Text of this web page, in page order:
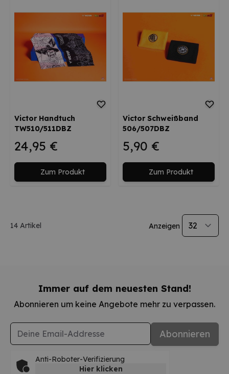
Victor Handtuch
TW510/511DBZ
24,95 €
Zum Produkt
Victor Schweißband
506/507DBZ
5,90 €
Zum Produkt
14 Artikel Anzeigen
Immer auf dem neuesten Stand!
Abonnieren um keine Angebote mehr zu verpassen.
E-Mail-Adresse Abonnieren
Anti-Roboter-Verifizierung
Hier klicken